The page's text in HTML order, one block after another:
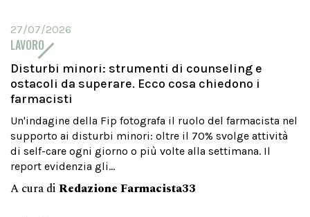
27/07/2026
LAVORO
Disturbi minori: strumenti di counseling e
ostacoli da superare. Ecco cosa chiedono i
farmacisti
Un'indagine della Fip fotografa il ruolo del farmacista nel
supporto ai disturbi minori: oltre il 70% svolge attività
di self-care ogni giorno o più volte alla settimana. Il
report evidenzia gli...
A cura di Redazione Farmacista33